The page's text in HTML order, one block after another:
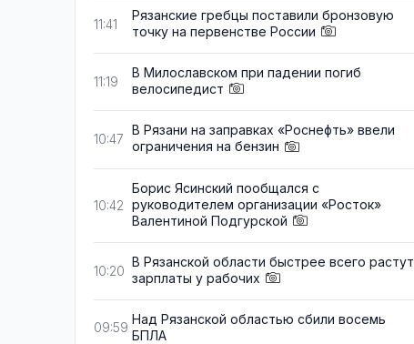
11:41
Рязанские гребцы поставили бронзовую
точку на первенстве России
11:19
В Милославском при падении погиб
велосипедист
10:47
В Рязани на заправках «Роснефть» ввели
ограничения на бензин
10:42
Борис Ясинский пообщался с
руководителем организации «Росток»
Валентиной Подгурской
10:20
В Рязанской области быстрее всего растут
зарплаты у рабочих
09:59
Над Рязанской областью сбили восемь
БПЛА